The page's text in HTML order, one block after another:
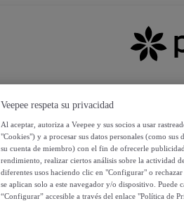
Veepee respeta su privacidad
Al aceptar, autoriza a Veepee y sus socios a usar
"Cookies") y a procesar sus datos personales (como
su cuenta de miembro) con el fin de ofrecerle
rendimiento, realizar ciertos análisis sobre la actividad
diferentes usos haciendo clic en "Configurar" o
se aplican solo a este navegador y/o dispositivo.
“Configurar” accesible a través del enlace "Política de